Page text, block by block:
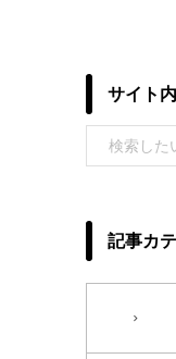
サイト
記事カ